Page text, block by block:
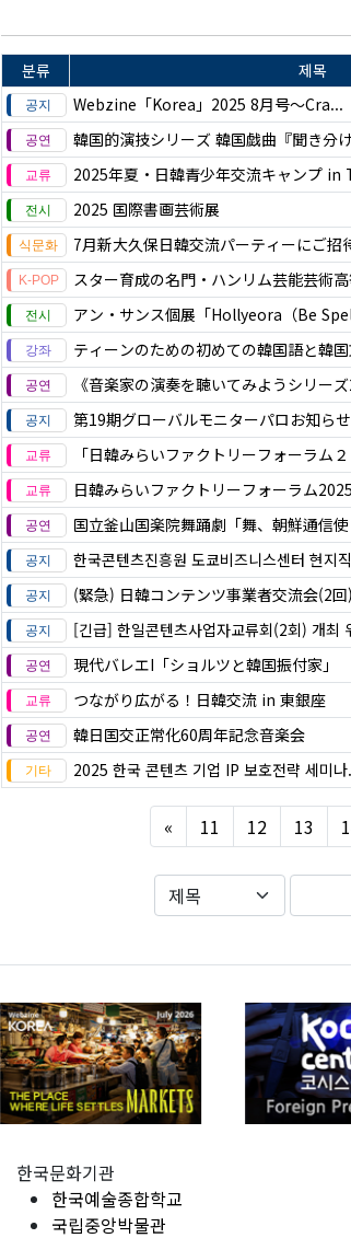
분류 제목
Webzine「Korea」2025 8月号～Cra...
韓国的演技シリーズ 韓国戯曲『聞き分
2025年夏・日韓青少年交流キャンプ in
2025 国際書画芸術展
7月新大久保日韓交流パーティーにご招
スター育成の名門・ハンリム芸能芸術
アン・サンス個展「Hollyeora（Be
ティーンのための初めての韓国語と韓
《音楽家の演奏を聴いてみようシリー
第19期グローバルモニターパロお知ら
「日韓みらいファクトリーフォーラム２
日韓みらいファクトリーフォーラム
国立釜山国楽院舞踊劇「舞、朝鮮通信
한국콘텐츠진흥원 도쿄비즈니스센터 현지
(緊急) 日韓コンテンツ事業者交流会(2
[긴급] 한일콘텐츠사업자교류회(2회) 개최
現代バレエI「ショルツと韓国振付家」
つながり広がる！日韓交流 in 東銀座
韓日国交正常化60周年記念音楽会
2025 한국 콘텐츠 기업 IP 보호전략 세미
« Previous
11 12 13
한국문화기관
한국예술종합학교
국립중앙박물관